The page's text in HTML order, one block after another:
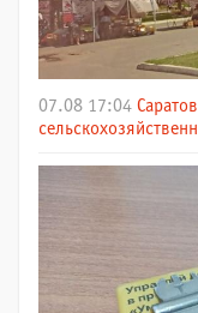
07.08 17:04